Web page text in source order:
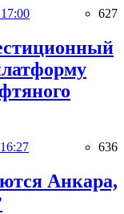
627
636
Анкара,